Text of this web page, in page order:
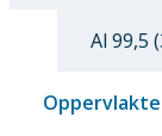
Al 99,5